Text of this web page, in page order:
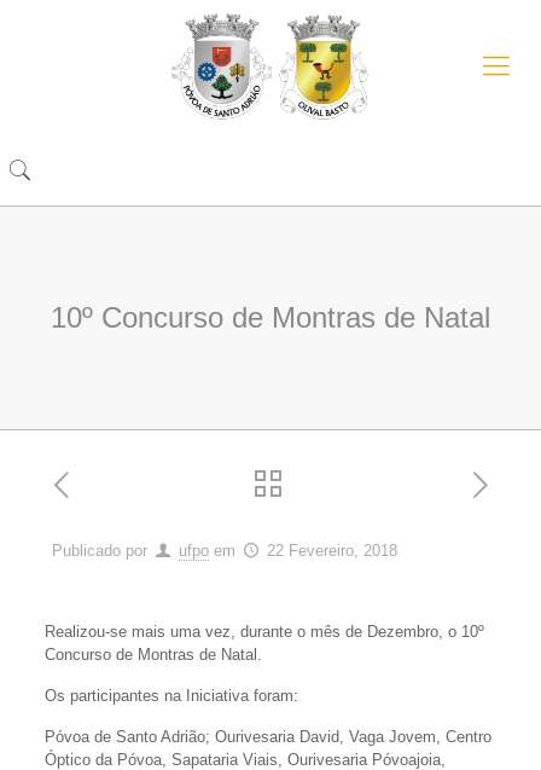
10º Concurso de Montras de Natal
Publicado por ufpo em 22 Fevereiro, 2018
Realizou-se mais uma vez, durante o mês de Dezembro, o 10º
Concurso de Montras de Natal.
Os participantes na Iniciativa foram:
Póvoa de Santo Adrião; Ourivesaria David, Vaga Jovem, Centro
Óptico da Póvoa, Sapataria Viais, Ourivesaria Póvoajoia,